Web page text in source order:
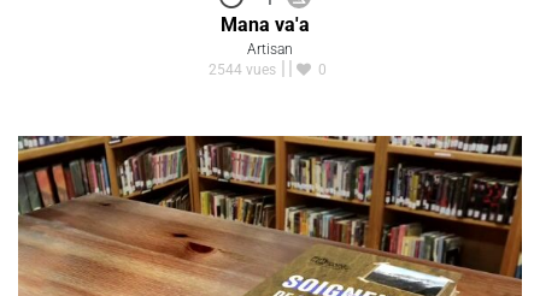
Mana va'a
Artisan
2544 vues
0